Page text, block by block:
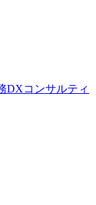
DXコンサルティ